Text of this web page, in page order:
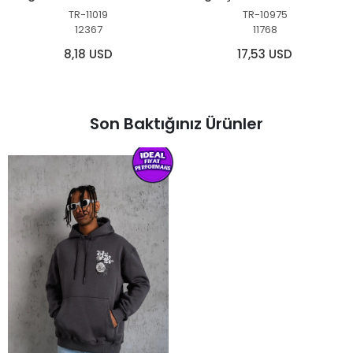
TR-11019
12367
8,18 USD
TR-10975
11768
17,53 USD
Son Baktığınız Ürünler